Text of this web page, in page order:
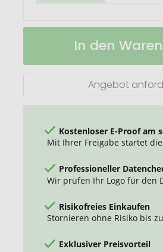
Qualitäts-
Metallicballons
ca.
Auf
In den
Angebot
Kostenloser E-Proof am
Mit Ihrer Freigabe startet
Professioneller
Wir prüfen Ihr Logo für den
Risikofreies Einkaufen
Stornieren ohne Risiko bis
Exklusiver Preisvorteil